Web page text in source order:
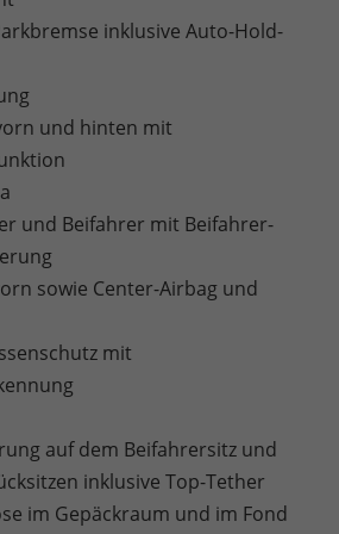
inklusive Auto-Hold-
und hinten mit
und Beifahrer mit Beifahrer-
sowie Center-Airbag und
mit
auf dem Beifahrersitz und
inklusive Top-Tether
im Gepäckraum und im Fond